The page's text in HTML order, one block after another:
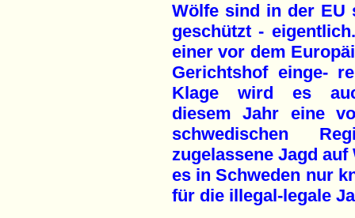
Wölfe sind in der EU
geschützt -
einer vor dem
Gerichtshof einge-
Klage wird es
diesem Jahr eine
schwedischen
zugelassene Jagd
es in Schweden nur
für die illegal-legale